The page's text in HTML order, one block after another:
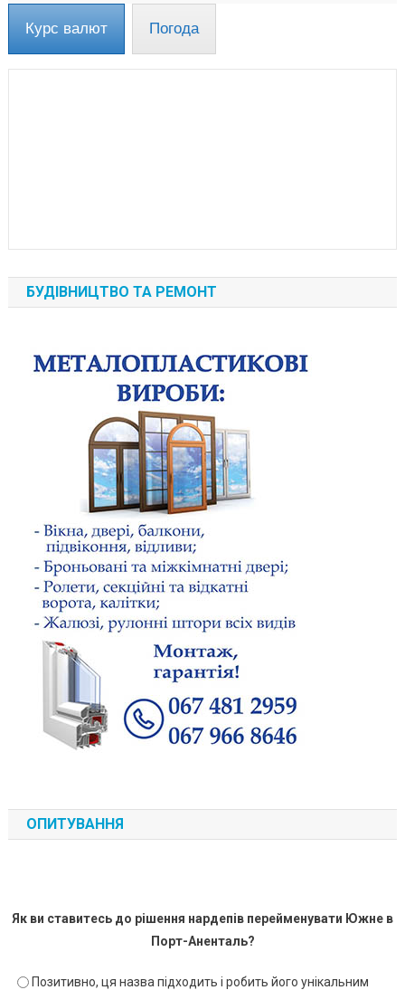
Курс валют Погода
БУДІВНИЦТВО ТА РЕМОНТ
ОПИТУВАННЯ
Як ви ставитесь до рішення нардепів перейменувати Южне в
Порт-Аненталь?
Позитивно, ця назва підходить і робить його унікальним